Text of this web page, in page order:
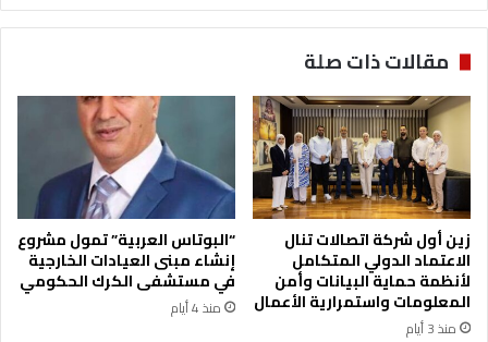
مقالات ذات صلة
زين أول شركة اتصالات تنال
الاعتماد الدولي المتكامل
لأنظمة حماية البيانات وأمن
المعلومات واستمرارية الأعمال
منذ 3 أيام
“البوتاس العربية” تمول مشروع
إنشاء مبنى العيادات الخارجية
في مستشفى الكرك الحكومي
منذ 4 أيام